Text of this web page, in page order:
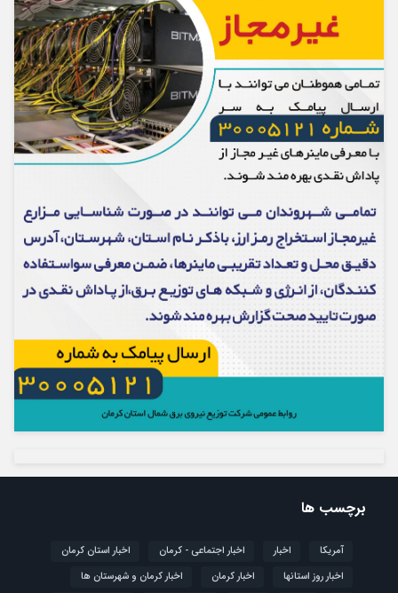
برچسب ها
آمریکا اخبار اخبار اجتماعی - کرمان
اخبار استان کرمان
اخبار روز استانها
اخبار کرمان
اخبار کرمان و شهرستان ها